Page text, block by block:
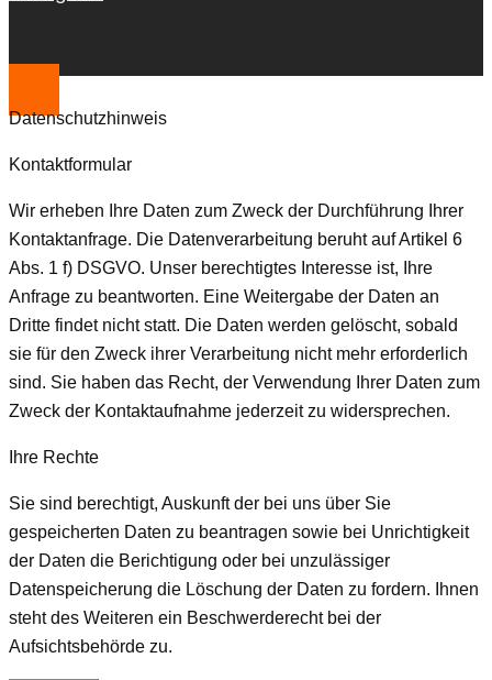
Datenschutzhinweis
Kontaktformular
Wir erheben Ihre Daten zum Zweck der Durchführung Ihrer
Kontaktanfrage. Die Datenverarbeitung beruht auf Artikel 6
Abs. 1 f) DSGVO. Unser berechtigtes Interesse ist, Ihre
Anfrage zu beantworten. Eine Weitergabe der Daten an
Dritte findet nicht statt. Die Daten werden gelöscht, sobald
sie für den Zweck ihrer Verarbeitung nicht mehr erforderlich
sind. Sie haben das Recht, der Verwendung Ihrer Daten zum
Zweck der Kontaktaufnahme jederzeit zu widersprechen.
Ihre Rechte
Sie sind berechtigt, Auskunft der bei uns über Sie
gespeicherten Daten zu beantragen sowie bei Unrichtigkeit
der Daten die Berichtigung oder bei unzulässiger
Datenspeicherung die Löschung der Daten zu fordern. Ihnen
steht des Weiteren ein Beschwerderecht bei der
Aufsichtsbehörde zu.